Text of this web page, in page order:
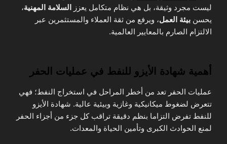
ليست مجرد وثيقة، بل هي نظام متكامل يعزز
السلامة المهنية،
يحسن بيئة العمل، ويرفع من ثقة العملاء والمستثمرين عبر
الالتزام الصارم بالمعايير العالمية.
أهمية شهادة الأيزو للنفط في عمليات الحفر
عمليات الحفر تعد من أخطر المراحل في استخراج النفط؛ فهي
تتعرض لضغوط ميكانيكية وغازية وبيئية عالية. شهادة الأيزو
للنفط تفرض التزاما بنظم دقيقة تراقب كل جزء من أجزاء الحفر
لمنع الحوادث الكبرى وتأمين الحياة والمعدات.